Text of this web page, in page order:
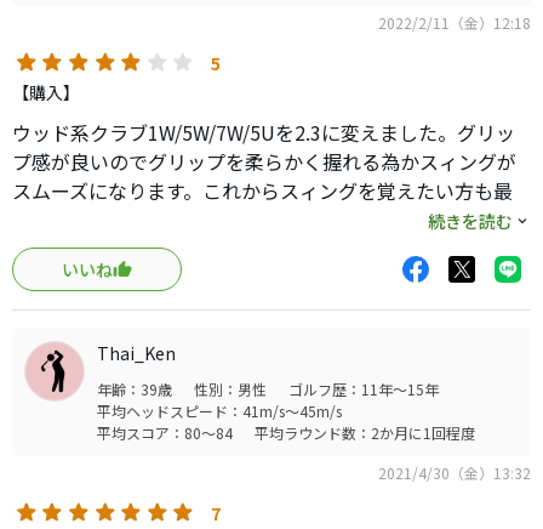
2022/2/11（金）12:18
5
【購入】
ウッド系クラブ1W/5W/7W/5Uを2.3に変えました。グリッ
プ感が良いのでグリップを柔らかく握れる為かスィングが
スムーズになります。これからスィングを覚えたい方も最
初から使えばスムーズなスィング習得が早くなるのでは？
グリップの大切さを実感しますよ！カラーバリエーション
がもっと増えるといいですね。
Netでは、かなり安い物が出回っていますがご購入の際はご
注意を！
続きを読む
いいね
Thai_Ken
年齢：39歳 性別：男性
ゴルフ歴：11年～15年
平均ヘッドスピード：41m/s～45m/s
平均スコア：80～84
平均ラウンド数：2か月に1回程度
2021/4/30（金）13:32
7